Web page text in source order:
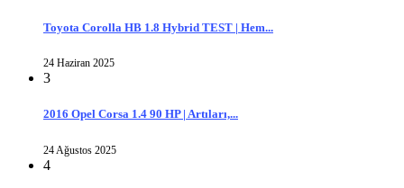
Toyota Corolla HB 1.8 Hybrid TEST | Hem...
24 Haziran 2025
3
2016 Opel Corsa 1.4 90 HP | Artıları,...
24 Ağustos 2025
4